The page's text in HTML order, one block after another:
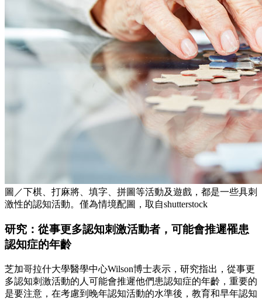
圖／下棋、打麻將、填字、拼圖等活動及遊戲，都是一些具刺
激性的認知活動。僅為情境配圖，取自shutterstock
研究：從事更多認知刺激活動者，可能會推遲罹患
認知症的年齡
芝加哥拉什大學醫學中心Wilson博士表示，研究指出，從事更
多認知刺激活動的人可能會推遲他們患認知症的年齡，重要的
是要注意，在考慮到晚年認知活動的水準後，教育和早年認知